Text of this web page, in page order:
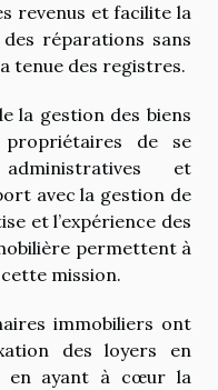
revenus et facilite la
réparations sans
tenue des registres.
la gestion des biens
de se
et
avec la gestion de
et l’expérience des
permettent à
mission.
immobiliers ont
des loyers en
en ayant à cœur la